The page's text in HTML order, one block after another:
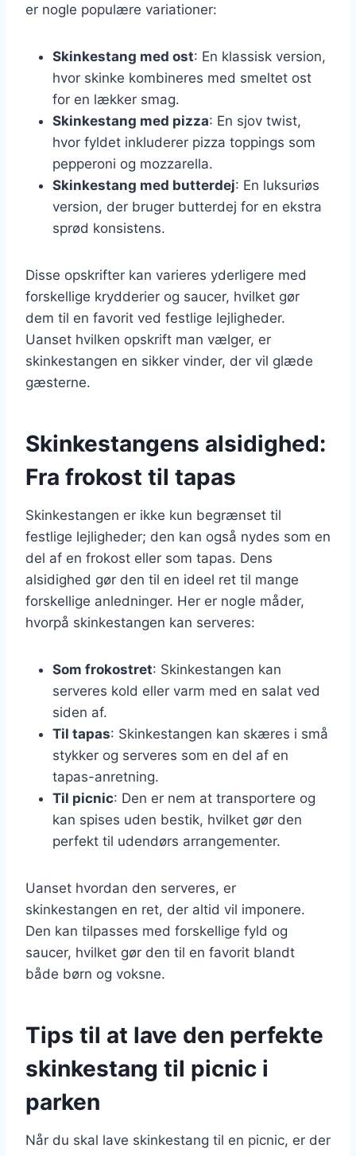
er nogle populære variationer:
Skinkestang med ost: En klassisk version,
hvor skinke kombineres med smeltet ost
for en lækker smag.
Skinkestang med pizza: En sjov twist,
hvor fyldet inkluderer pizza toppings som
pepperoni og mozzarella.
Skinkestang med butterdej: En luksuriøs
version, der bruger butterdej for en ekstra
sprød konsistens.
Disse opskrifter kan varieres yderligere med
forskellige krydderier og saucer, hvilket gør
dem til en favorit ved festlige lejligheder.
Uanset hvilken opskrift man vælger, er
skinkestangen en sikker vinder, der vil glæde
gæsterne.
Skinkestangens alsidighed:
Fra frokost til tapas
Skinkestangen er ikke kun begrænset til
festlige lejligheder; den kan også nydes som en
del af en frokost eller som tapas. Dens
alsidighed gør den til en ideel ret til mange
forskellige anledninger. Her er nogle måder,
hvorpå skinkestangen kan serveres:
Som frokostret: Skinkestangen kan
serveres kold eller varm med en salat ved
siden af.
Til tapas: Skinkestangen kan skæres i små
stykker og serveres som en del af en
tapas-anretning.
Til picnic: Den er nem at transportere og
kan spises uden bestik, hvilket gør den
perfekt til udendørs arrangementer.
Uanset hvordan den serveres, er
skinkestangen en ret, der altid vil imponere.
Den kan tilpasses med forskellige fyld og
saucer, hvilket gør den til en favorit blandt
både børn og voksne.
Tips til at lave den perfekte
skinkestang til picnic i
parken
Når du skal lave skinkestang til en picnic, er der